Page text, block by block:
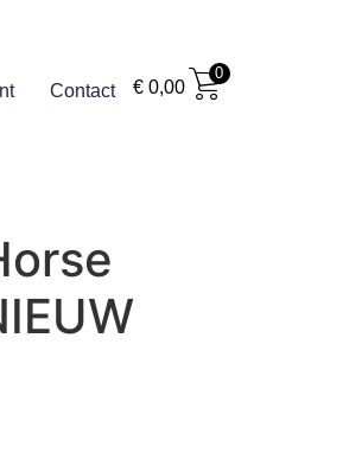
Contact €0,00
0